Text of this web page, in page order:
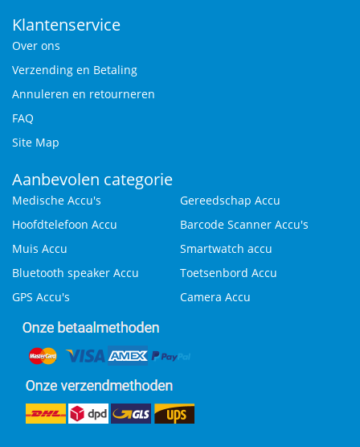
Klantenservice
Over ons
Verzending en Betaling
Annuleren en retourneren
FAQ
Site Map
Aanbevolen categorie
Medische Accu's
Gereedschap Accu
Hoofdtelefoon Accu
Barcode Scanner Accu's
Muis Accu
Smartwatch accu
Bluetooth speaker Accu
Toetsenbord Accu
GPS Accu's
Camera Accu